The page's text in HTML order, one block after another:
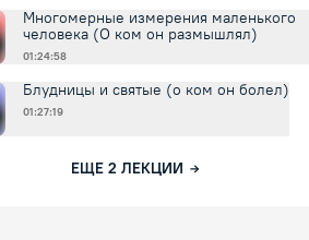
Многомерные измерения маленького
человека (О ком он размышлял)
01:24:58
Блудницы и святые (о ком он болел)
01:27:19
ЕЩЕ 2 ЛЕКЦИИ